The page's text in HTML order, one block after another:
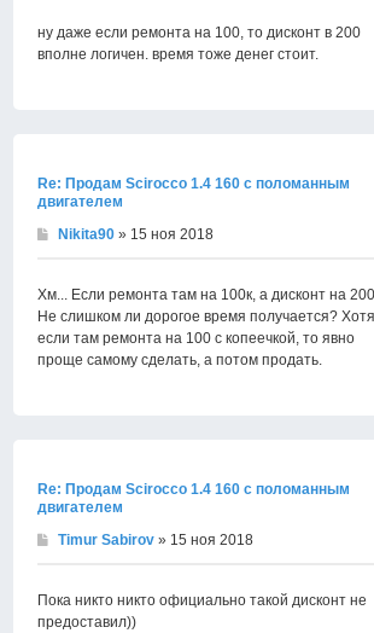
ну даже если ремонта на 100, то дисконт в 200
вполне логичен. время тоже денег стоит.
Re: Продам Scirocco 1.4 160 с поломанным
двигателем
Nikita90 » 15 ноя 2018
Хм... Если ремонта там на 100к, а дисконт на
Не слишком ли дорогое время получается? Хотя
если там ремонта на 100 с копеечкой, то явно
проще самому сделать, а потом продать.
Re: Продам Scirocco 1.4 160 с поломанным
двигателем
Timur Sabirov » 15 ноя 2018
Пока никто никто официально такой дисконт не
предоставил))